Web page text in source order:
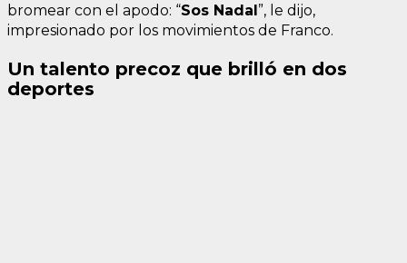
bromear con el apodo: “Sos Nadal”, le dijo,
impresionado por los movimientos de Franco.
Un talento precoz que brilló en dos
deportes